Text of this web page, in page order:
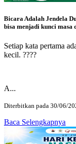
Bicara Adalah Jendela
bisa menjadi kunci masa
Setiap kata pertama
kecil. ????
A...
Diterbitkan pada 30/06/
Baca Selengkapnya